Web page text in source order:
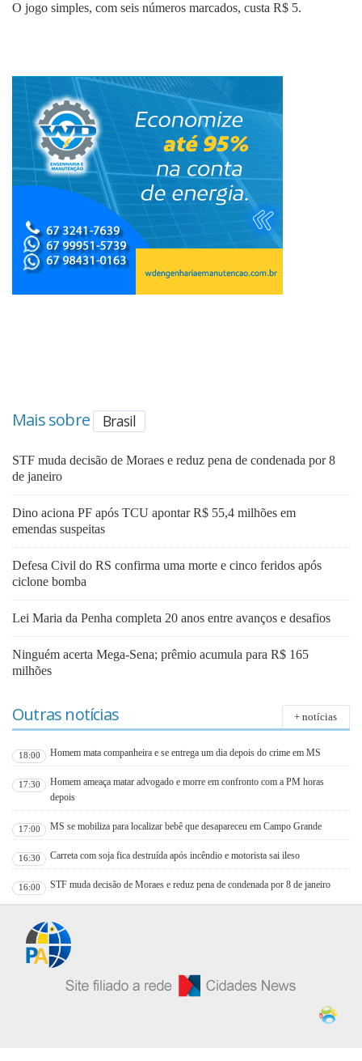
O jogo simples, com seis números marcados, custa R$ 5.
Mais sobre Brasil
STF muda decisão de Moraes e reduz pena de condenada por 8
de janeiro
Dino aciona PF após TCU apontar R$ 55,4 milhões em
emendas suspeitas
Defesa Civil do RS confirma uma morte e cinco feridos após
ciclone bomba
Lei Maria da Penha completa 20 anos entre avanços e desafios
Ninguém acerta Mega-Sena; prêmio acumula para R$ 165
milhões
Outras notícias + notícias
18:00 Homem mata companheira e se entrega um dia depois do crime em MS
17:30
Homem ameaça matar advogado e morre em confronto com a PM horas
depois
17:00 MS se mobiliza para localizar bebê que desapareceu em Campo Grande
16:30 Carreta com soja fica destruída após incêndio e motorista sai ileso
16:00 STF muda decisão de Moraes e reduz pena de condenada por 8 de janeiro